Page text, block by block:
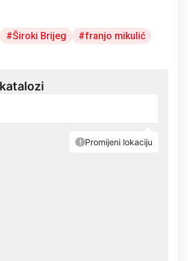
Široki Brijeg franjo mikulić